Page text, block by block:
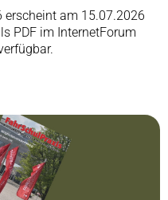
erscheint am 15.07.2026
PDF im InternetForum